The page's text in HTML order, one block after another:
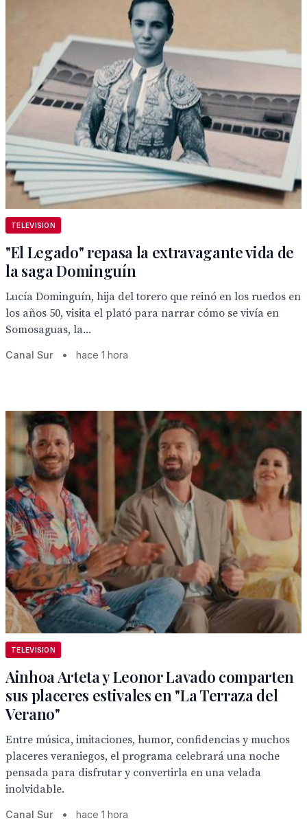
TELEVISION
"El Legado" repasa la extravagante vida de
la saga Dominguín
Lucía Dominguín, hija del torero que reinó en los ruedos en
los años 50, visita el plató para narrar cómo se vivía en
Somosaguas, la...
Canal Sur • hace 1 hora
TELEVISION
Ainhoa Arteta y Leonor Lavado comparten
sus placeres estivales en "La Terraza del
Verano"
Entre música, imitaciones, humor, confidencias y muchos
placeres veraniegos, el programa celebrará una noche
pensada para disfrutar y convertirla en una velada
inolvidable.
Canal Sur • hace 1 hora